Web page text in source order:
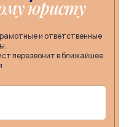
юристу
и ответственные
перезвонит в ближайшее